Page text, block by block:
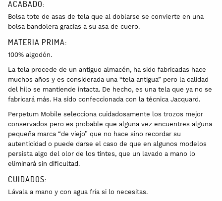
ACABADO:
Bolsa tote de asas de tela que al doblarse se convierte en una
bolsa bandolera gracias a su asa de cuero.
MATERIA PRIMA:
100% algodón.
La tela procede de un antiguo almacén, ha sido fabricadas hace
muchos años y es considerada una “tela antigua” pero la calidad
del hilo se mantiende intacta. De hecho, es una tela que ya no se
fabricará más. Ha sido confeccionada con la técnica Jacquard.
Perpetum Mobile selecciona cuidadosamente los trozos mejor
conservados pero es probable que alguna vez encuentres alguna
pequeña marca “de viejo” que no hace sino recordar su
autenticidad o puede darse el caso de que en algunos modelos
persista algo del olor de los tintes, que un lavado a mano lo
eliminará sin dificultad.
CUIDADOS:
Lávala a mano y con agua fría si lo necesitas.